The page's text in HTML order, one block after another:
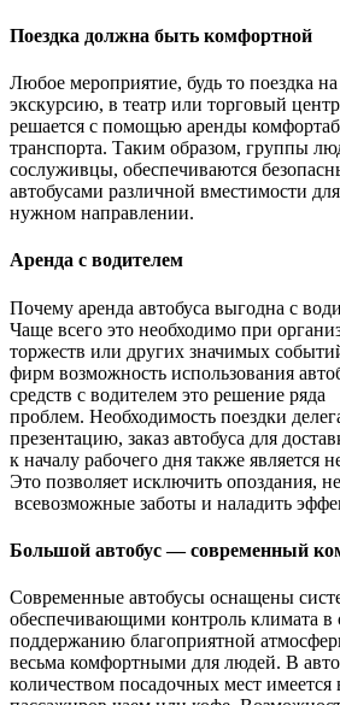
Поездка должна быть комфортной
Любое мероприятие, будь то поездка
экскурсию, в театр или торговый
решается с помощью аренды
транспорта. Таким образом, группы
сослуживцы, обеспечиваются
автобусами различной вместимости
нужном направлении.
Аренда с водителем
Почему аренда автобуса выгодна с
Чаще всего это необходимо при
торжеств или других значимых
фирм возможность использования
средств с водителем это решение ряда
проблем. Необходимость поездки
презентацию, заказ автобуса для
к началу рабочего дня также является
Это позволяет исключить опоздания,
всевозможные заботы и наладить
Большой автобус — современный
Современные автобусы оснащены
обеспечивающими контроль климата в
поддержанию благоприятной
весьма комфортными для людей. В
количеством посадочных мест